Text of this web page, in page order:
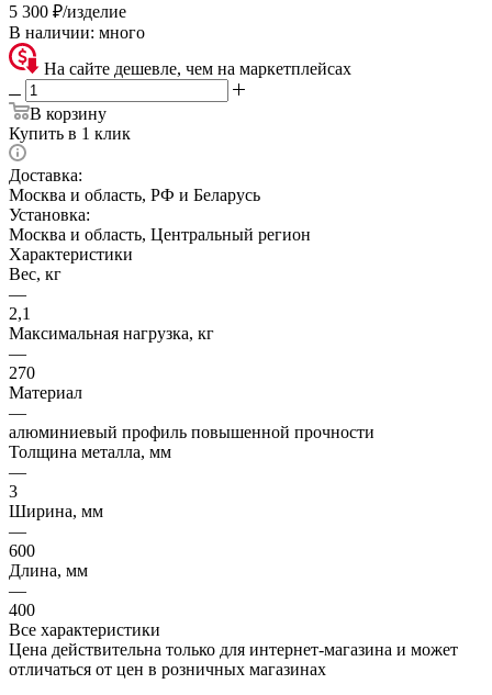
5 300 ₽/изделие
В наличии: много
На сайте дешевле, чем на маркетплейсах
В корзину
Купить в 1 клик
Доставка:
Москва и область, РФ и Беларусь
Установка:
Москва и область, Центральный регион
Характеристики
Вес, кг
—
2,1
Максимальная нагрузка, кг
—
270
Материал
—
алюминиевый профиль повышенной прочности
Толщина металла, мм
—
3
Ширина, мм
—
600
Длина, мм
—
400
Все характеристики
Цена действительна только для интернет-магазина и может
отличаться от цен в розничных магазинах